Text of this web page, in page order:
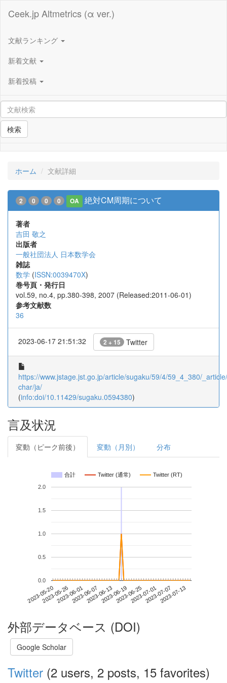
Ceek.jp Altmetrics (α ver.)
文献ランキング
新着文献
新着投稿
検索
ホーム 文献詳細
2 0 0 0 OA 絶対CM周期について
著者
吉田 敬之
出版者
一般社団法人 日本数学会
雑誌
数学 (ISSN:0039470X)
巻号頁・発行日
vol.59, no.4, pp.380-398, 2007 (Released:2011-06-01)
参考文献数
36
2023-06-17 21:51:32 2 + 15 Twitter
https://www.jstage.jst.go.jp/article/sugaku/59/4/59_4_380/
char/ja/
(info:doi/10.11429/sugaku.0594380)
言及状況
変動（ピーク前後） 変動（月別） 分布
合計 Twitter (通常) Twitter (RT)
2023-05-202023-05-262023-06-012023-06-072023-06-132023-06-192023-06-252023-07-012023-07-072023-07-13
0.0
0.5
1.0
1.5
2.0
外部データベース (DOI)
Google Scholar
Twitter (2 users, 2 posts, 15 favorites)